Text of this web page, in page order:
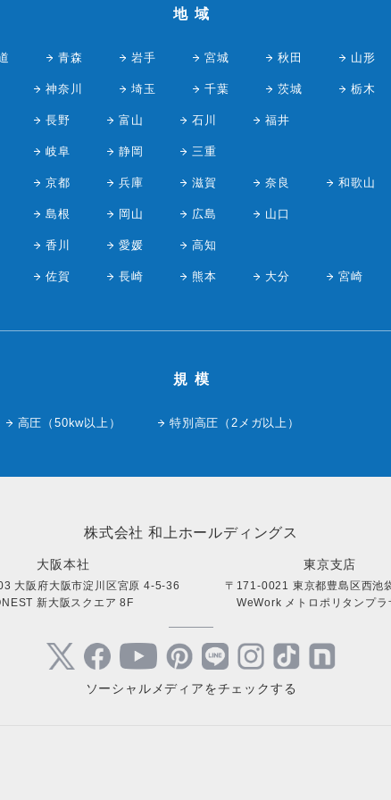
地域
青森 岩手 宮城 秋田 山形
神奈川 埼玉 千葉 茨城 栃木
長野 富山 石川 福井
岐阜 静岡 三重
京都 兵庫 滋賀 奈良 和歌山
島根 岡山 広島 山口
香川 愛媛 高知
佐賀 長崎 熊本 大分 宮崎
規模
高圧（50kw以上） 特別高圧（2メガ以上）
株式会社 和上ホールディングス
大阪本社
大阪府大阪市淀川区宮原 4-5-36
新大阪スクエア 8F
東京支店
〒171-0021 東京都豊島区西池
WeWork メトロポリタンプラ
ソーシャルメディアをチェックする